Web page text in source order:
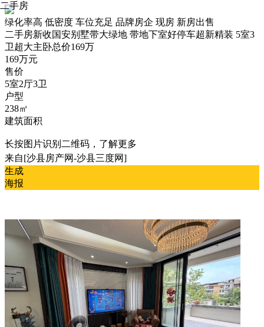
绿化率高 低密度 车位充足 品牌房企 现房 新房出售
二手房新收国安别墅带大绿地 带地下室好停车超新精装 5室3
卫超大主卧总价169万
169万元
售价
5室2厅3卫
户型
238㎡
建筑面积
长按图片识别二维码，了解更多
来自[沙县房产网-沙县三度网]
生成
海报
二手房